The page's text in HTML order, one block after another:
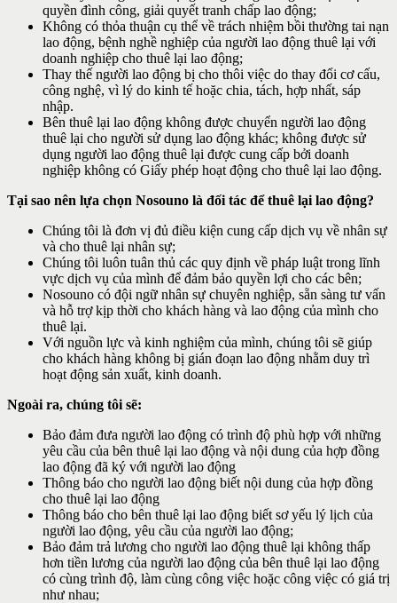
quyền đình công, giải quyết tranh chấp lao động;
Không có thỏa thuận cụ thể về trách nhiệm bồi thường tai nạn
lao động, bệnh nghề nghiệp của người lao động thuê lại với
doanh nghiệp cho thuê lại lao động;
Thay thế người lao động bị cho thôi việc do thay đổi cơ cấu,
công nghệ, vì lý do kinh tế hoặc chia, tách, hợp nhất, sáp
nhập.
Bên thuê lại lao động không được chuyển người lao động
thuê lại cho người sử dụng lao động khác; không được sử
dụng người lao động thuê lại được cung cấp bởi doanh
nghiệp không có Giấy phép hoạt động cho thuê lại lao động.
Tại sao nên lựa chọn Nosouno là đối tác để thuê lại lao động?
Chúng tôi là đơn vị đủ điều kiện cung cấp dịch vụ về nhân sự
và cho thuê lại nhân sự;
Chúng tôi luôn tuân thủ các quy định về pháp luật trong lĩnh
vực dịch vụ của mình để đảm bảo quyền lợi cho các bên;
Nosouno có đội ngữ nhân sự chuyên nghiệp, sẵn sàng tư vấn
và hỗ trợ kịp thời cho khách hàng và lao động của mình cho
thuê lại.
Với nguồn lực và kinh nghiệm của mình, chúng tôi sẽ giúp
cho khách hàng không bị gián đoạn lao động nhằm duy trì
hoạt động sản xuất, kinh doanh.
Ngoài ra, chúng tôi sẽ:
Bảo đảm đưa người lao động có trình độ phù hợp với những
yêu cầu của bên thuê lại lao động và nội dung của hợp đồng
lao động đã ký với người lao động
Thông báo cho người lao động biết nội dung của hợp đồng
cho thuê lại lao động
Thông báo cho bên thuê lại lao động biết sơ yếu lý lịch của
người lao động, yêu cầu của người lao động;
Bảo đảm trả lương cho người lao động thuê lại không thấp
hơn tiền lương của người lao động của bên thuê lại lao động
có cùng trình độ, làm cùng công việc hoặc công việc có giá trị
như nhau;